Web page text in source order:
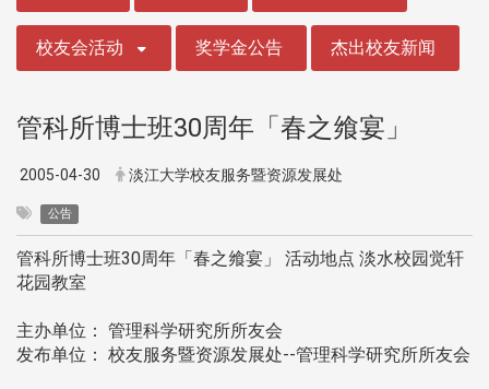
校友会活动 奖学金公告 杰出校友新闻
管科所博士班30周年「春之飨宴」
2005-04-30 淡江大学校友服务暨资源发展处
公告
管科所博士班30周年「春之飨宴」 活动地点 淡水校园觉轩
花园教室
主办单位： 管理科学研究所所友会
发布单位： 校友服务暨资源发展处--管理科学研究所所友会